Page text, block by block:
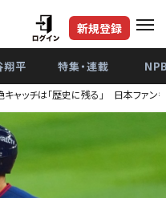
新規登録
翔平 特集・連載
ャッチは「歴史に残る」 日本ファン